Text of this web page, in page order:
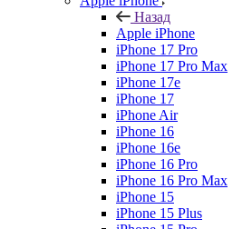
Назад
Apple iPhone
iPhone 17 Pro
iPhone 17 Pro Max
iPhone 17e
iPhone 17
iPhone Air
iPhone 16
iPhone 16e
iPhone 16 Pro
iPhone 16 Pro Max
iPhone 15
iPhone 15 Plus